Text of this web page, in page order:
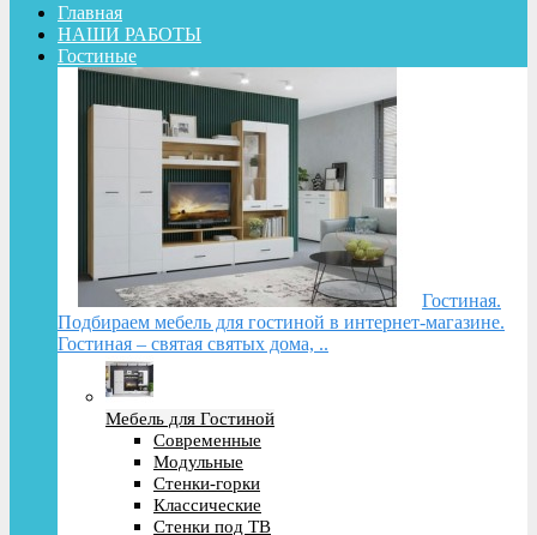
Главная
НАШИ РАБОТЫ
Гостиные
Гостиная.
Подбираем мебель для гостиной в интернет-магазине.
Гостиная – святая святых дома, ..
Мебель для Гостиной
Современные
Модульные
Стенки-горки
Классические
Стенки под ТВ